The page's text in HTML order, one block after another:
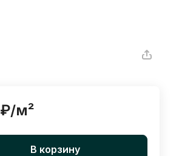
м²
В корзину